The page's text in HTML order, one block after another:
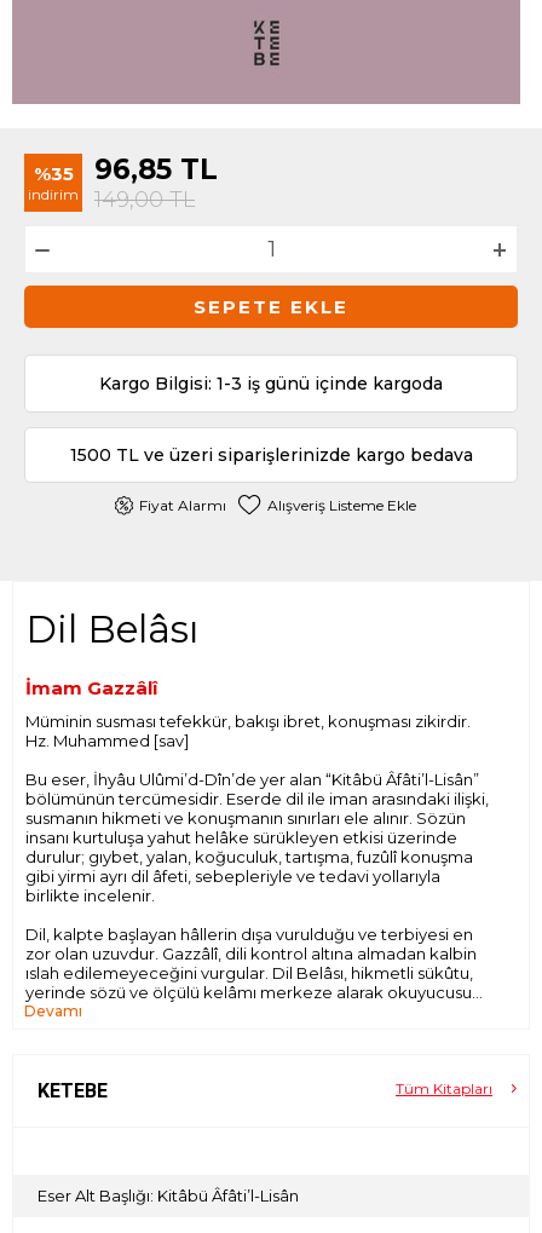
%35
indirim
96,85 TL
149,00TL
SEPETE EKLE
Kargo Bilgisi: 1-3 iş günü içinde kargoda
1500 TL ve üzeri siparişlerinizde kargo bedava
Fiyat Alarmı Alışveriş Listeme Ekle
Dil Belâsı
İmam Gazzâlî
Müminin susması tefekkür, bakışı ibret, konuşması zikirdir.
Hz. Muhammed [sav]
Bu eser, İhyâu Ulûmi’d-Dîn’de yer alan “Kitâbü Âfâti’l-Lisân”
bölümünün tercümesidir. Eserde dil ile iman arasındaki ilişki,
susmanın hikmeti ve konuşmanın sınırları ele alınır. Sözün
insanı kurtuluşa yahut helâke sürükleyen etkisi üzerinde
durulur; gıybet, yalan, koğuculuk, tartışma, fuzûlî konuşma
gibi yirmi ayrı dil âfeti, sebepleriyle ve tedavi yollarıyla
birlikte incelenir.
Dil, kalpte başlayan hâllerin dışa vurulduğu ve terbiyesi en
zor olan uzuvdur. Gazzâlî, dili kontrol altına almadan kalbin
ıslah edilemeyeceğini vurgular. Dil Belâsı, hikmetli sükûtu,
yerinde sözü ve ölçülü kelâmı merkeze alarak okuyucusunu
niyet, ahlâk ve ebedî akıbet bilinciyle kendi sözü üzerine
Devamı
KETEBE Tüm Kitapları
Eser Alt Başlığı: Kitâbü Âfâti’l-Lisân